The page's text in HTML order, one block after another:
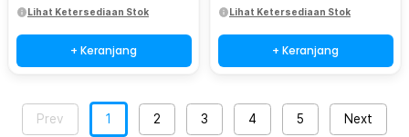
Lihat Ketersediaan Stok
+ Keranjang
Lihat Ketersediaan Stok
+ Keranjang
Prev 1 2 3 4 5 Next